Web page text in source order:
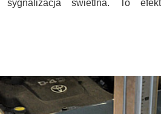
sygnalizacja świetlna. To efekt